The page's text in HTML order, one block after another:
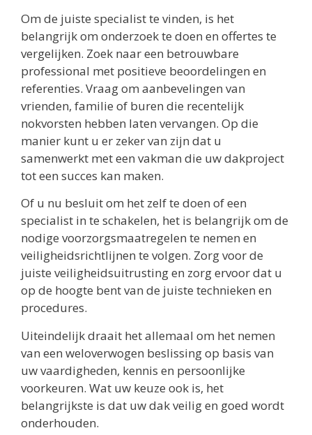
Om de juiste specialist te vinden, is het
belangrijk om onderzoek te doen en offertes te
vergelijken. Zoek naar een betrouwbare
professional met positieve beoordelingen en
referenties. Vraag om aanbevelingen van
vrienden, familie of buren die recentelijk
nokvorsten hebben laten vervangen. Op die
manier kunt u er zeker van zijn dat u
samenwerkt met een vakman die uw dakproject
tot een succes kan maken.
Of u nu besluit om het zelf te doen of een
specialist in te schakelen, het is belangrijk om de
nodige voorzorgsmaatregelen te nemen en
veiligheidsrichtlijnen te volgen. Zorg voor de
juiste veiligheidsuitrusting en zorg ervoor dat u
op de hoogte bent van de juiste technieken en
procedures.
Uiteindelijk draait het allemaal om het nemen
van een weloverwogen beslissing op basis van
uw vaardigheden, kennis en persoonlijke
voorkeuren. Wat uw keuze ook is, het
belangrijkste is dat uw dak veilig en goed wordt
onderhouden.